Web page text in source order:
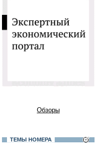
Обзоры
ТЕМЫ НОМЕРА